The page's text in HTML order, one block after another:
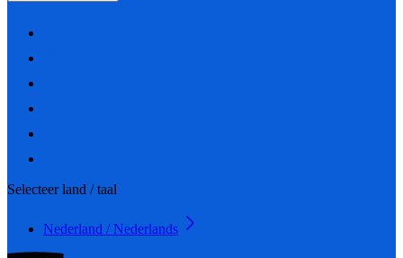
Selecteer land / taal
Nederland / Nederlands